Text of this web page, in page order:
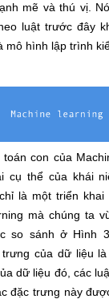
mẽ và thú vị.
luật trước đây
mô hình lập trình
con của
cụ thể của khái
là một triển
mà chúng ta
so sánh ở Hình
của dữ liệu
dữ liệu đó, các
đặc trưng này